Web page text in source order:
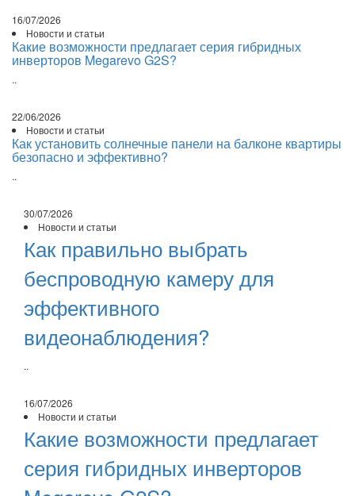
16/07/2026
Новости и статьи
Какие возможности предлагает серия гибридных
инверторов Megarevo G2S?
..
22/06/2026
Новости и статьи
Как установить солнечные панели на балконе квартиры
безопасно и эффективно?
..
30/07/2026
Новости и статьи
Как правильно выбрать
беспроводную камеру для
эффективного
видеонаблюдения?
..
16/07/2026
Новости и статьи
Какие возможности предлагает
серия гибридных инверторов